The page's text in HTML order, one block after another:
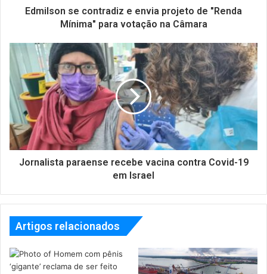
Edmilson se contradiz e envia projeto de "Renda
Mínima" para votação na Câmara
Jornalista paraense recebe vacina contra Covid-19
em Israel
Artigos relacionados